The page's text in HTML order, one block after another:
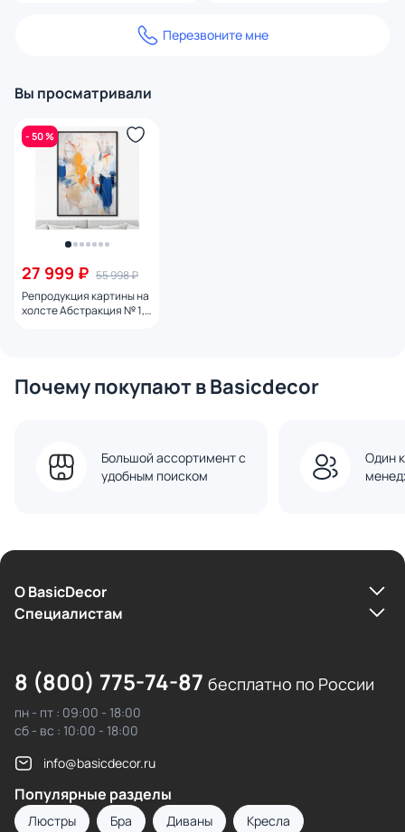
Перезвоните мне
Вы просматривали
- 50 %
27 999 ₽ 55 998 ₽
Репродукция картины на
холсте Абстракция № 1,
Почему покупают в Basicdecor
Большой ассортимент с
удобным поиском
Один
О BasicDecor
Cпециалистам
8 (800) 775-74-87 бесплатно по России
пн - пт : 09:00 - 18:00
сб - вс : 10:00 - 18:00
info@basicdecor.ru
Популярные разделы
Люстры Бра Диваны Кресла